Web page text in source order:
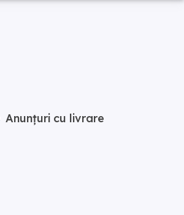
Anunțuri cu livrare